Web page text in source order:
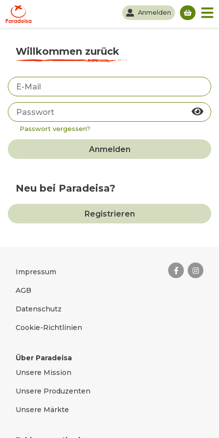
Anmelden
Willkommen zurück
Passwort vergessen?
Anmelden
Neu bei Paradeisa?
Registrieren
Rechtliches
Impressum
AGB
Datenschutz
Cookie-Richtlinien
Über Paradeisa
Unsere Mission
Unsere Produzenten
Unsere Märkte